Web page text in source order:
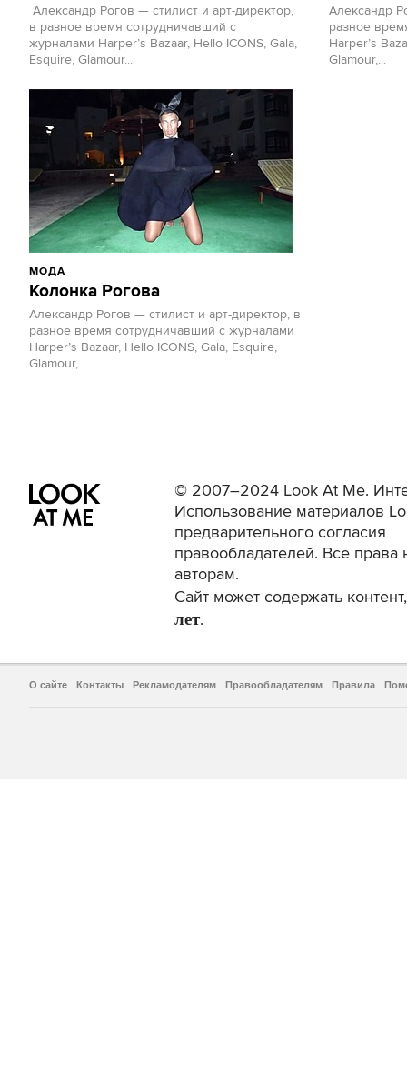
Александр Рогов — стилист и арт-директор,
в разное время сотрудничавший с
журналами Harper’s Bazaar, Hello ICONS, Gala,
Esquire, Glamour...
МОДА
Колонка Рогова
Александр Рогов — стилист и арт-директор, в
разное время сотрудничавший с журналами
Harper’s Bazaar, Hello ICONS, Gala, Esquire,
Glamour,...
Александр
разное
Harper’s
Glamour,...
© 2007–2024 Look At Me.
Использование материалов
предварительного согласия
правообладателей. Все права
авторам.
Сайт может содержать
лет.
О сайте Контакты Рекламодателям Правообладателям Правила